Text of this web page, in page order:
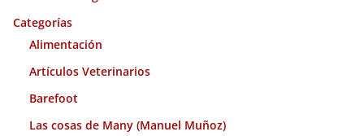
o
Categorías
Alimentación
Artículos Veterinarios
Barefoot
Las cosas de Many (Manuel Muñoz)